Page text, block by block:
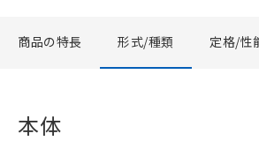
商品の特長 形式/種類 定格/性
本体